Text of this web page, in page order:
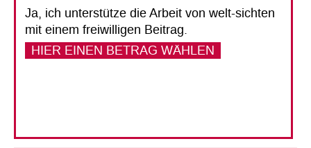
Während die Welt nach Gaza blickt, wächst die
Gewalt in der von Israel besetzten Westbank:
Mehr als tausend Palästinenserinnen und
Ja, ich unterstütze die Arbeit von welt-sichten
mit einem freiwilligen Beitrag.
HIER EINEN BETRAG WÄHLEN